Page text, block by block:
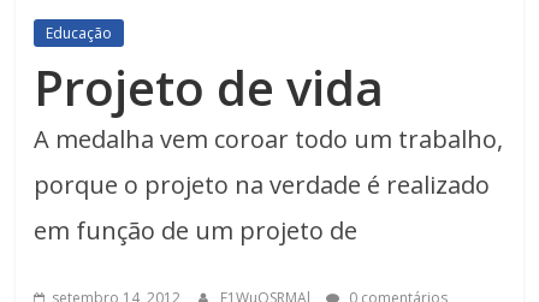
Educação
Projeto de vida
A medalha vem coroar todo um trabalho,
porque o projeto na verdade é realizado
em função de um projeto de
setembro 14, 2012 F1WuOSRMAl 0 comentários